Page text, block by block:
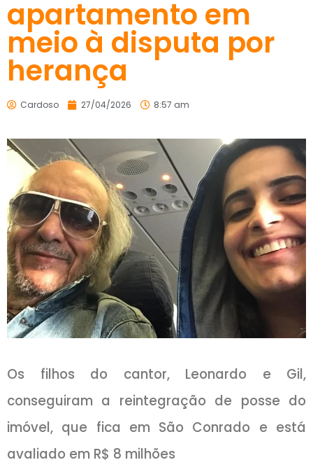
apartamento em
meio à disputa por
herança
Cardoso 27/04/2026 8:57 am
Os filhos do cantor, Leonardo e Gil,
conseguiram a reintegração de posse do
imóvel, que fica em São Conrado e está
avaliado em R$ 8 milhões